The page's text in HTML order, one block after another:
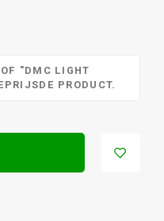
"DMC LIGHT
PRODUCT.